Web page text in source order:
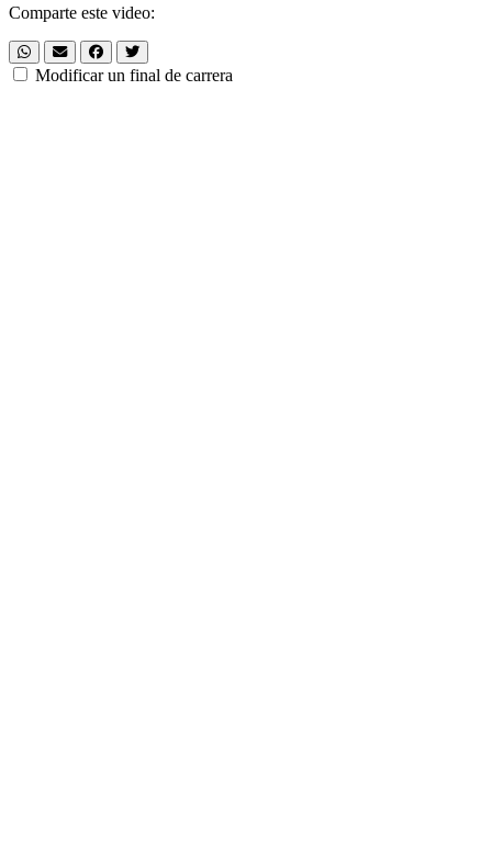
Comparte este video:
Modificar un final de carrera